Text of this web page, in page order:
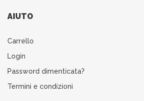
AIUTO
Carrello
Login
Password dimenticata?
Termini e condizioni